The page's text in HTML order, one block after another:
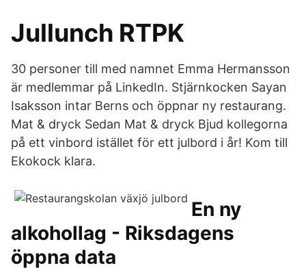
Jullunch RTPK
30 personer till med namnet Emma Hermansson
är medlemmar på LinkedIn. Stjärnkocken Sayan
Isaksson intar Berns och öppnar ny restaurang.
Mat & dryck Sedan Mat & dryck Bjud kollegorna
på ett vinbord istället för ett julbord i år! Kom till
Ekokock klara.
En ny
alkohollag - Riksdagens
öppna data